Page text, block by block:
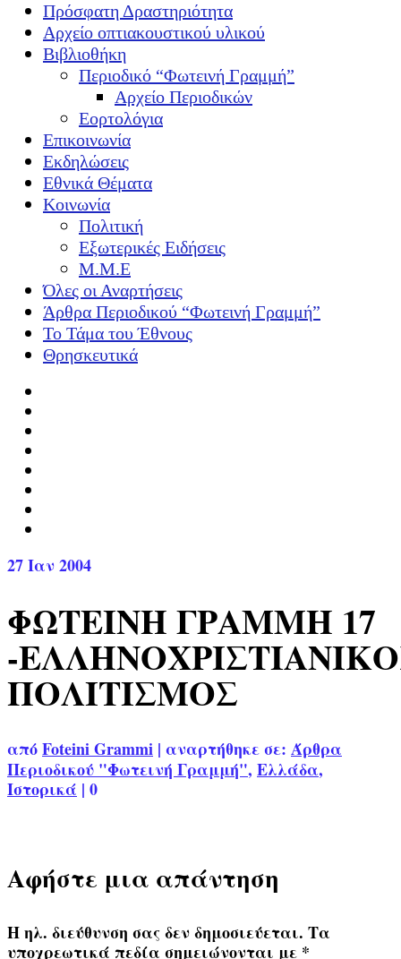
Πρόσφατη Δραστηριότητα
Αρχείο οπτιακουστικού υλικού
Βιβλιοθήκη
Περιοδικό “Φωτεινή Γραμμή”
Αρχείο Περιοδικών
Εορτολόγια
Επικοινωνία
Εκδηλώσεις
Εθνικά Θέματα
Κοινωνία
Πολιτική
Εξωτερικές Ειδήσεις
Μ.Μ.Ε
Όλες οι Αναρτήσεις
Άρθρα Περιοδικού “Φωτεινή Γραμμή”
Το Τάμα του Έθνους
Θρησκευτικά
27Ιαν 2004
ΦΩΤΕΙΝΗ ΓΡΑΜΜΗ 17
-
ΠΟΛΙΤΙΣΜΟΣ
απόFoteini Grammi | αναρτήθηκε σε: Άρθρα
Περιοδικού "Φωτεινή Γραμμή", Ελλάδα,
Ιστορικά | 0
Αφήστε μια απάντηση
Η ηλ. διεύθυνση σας δεν δημοσιεύεται. Τα
υποχρεωτικά πεδία σημειώνονται με *